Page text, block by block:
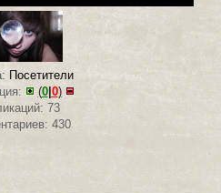
: Посетители
(0| 0)
73
430